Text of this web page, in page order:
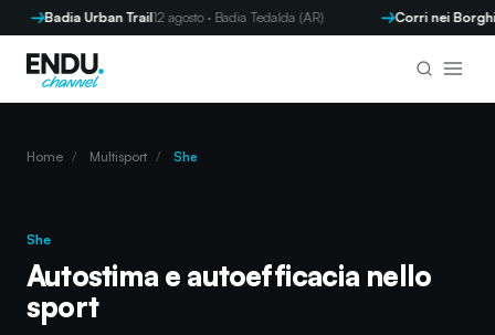
Badia Urban Trail12 agosto · Badia Tedalda (AR) Corri nei Borghi -
Home / Multisport / She
She
Autostima e autoefficacia nello
sport